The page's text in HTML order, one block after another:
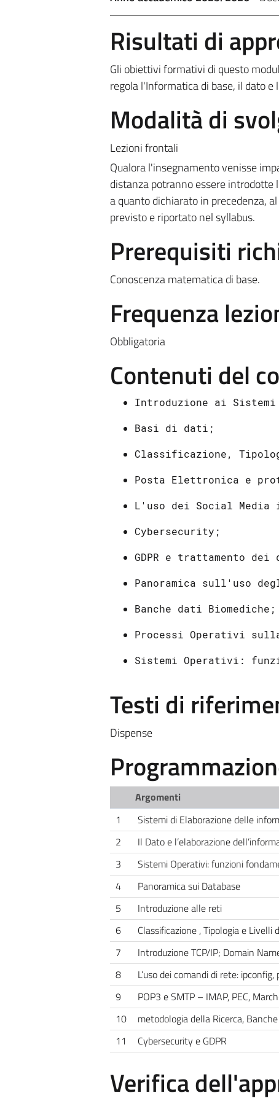
Risultati di
Gli obiettivi formativi di questo
regola l'Informatica di base, il dato
Modalità di
Lezioni frontali
Qualora l'insegnamento venisse
distanza potranno essere introdotte
a quanto dichiarato in precedenza,
previsto e riportato nel syllabus.
Prerequisiti
Conoscenza matematica di base.
Frequenza
Obbligatoria
Contenuti del
Introduzione ai
Basi di dati;
Classificazione,
Posta Elettronica e
L'uso dei Social Media
Cybersecurity ;
GDPR e trattamento dei
Panoramica sull'uso
Banche dati Biomediche;
Processi Operativi
Sistemi Operativi:
Testi di
Dispense
Argomenti
1
Sistemi di Elaborazione delle
2
Il Dato e l’elaborazione
3
Sistemi Operativi: funzioni
4
Panoramica sui Database
5
Introduzione alle reti
6
Classificazione , Tipologia e Livelli
7
Introduzione TCP/IP; Domain
8
L’uso dei comandi di rete:
9
POP3 e SMTP – IMAP, PEC,
10
metodologia della Ricerca,
11
Cybersecurity e GDPR
Verifica